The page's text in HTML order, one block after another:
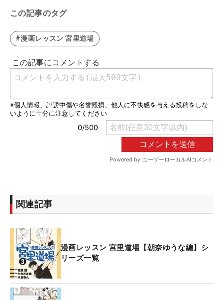
この記事のタグ
#漫画レッスン 宮里道場
関連記事
漫画レッスン 宮里道場【朝奈ゆうな編】シ
リーズ一覧